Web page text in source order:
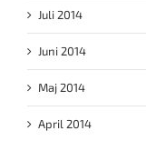
Juli 2014
Juni 2014
Maj 2014
April 2014